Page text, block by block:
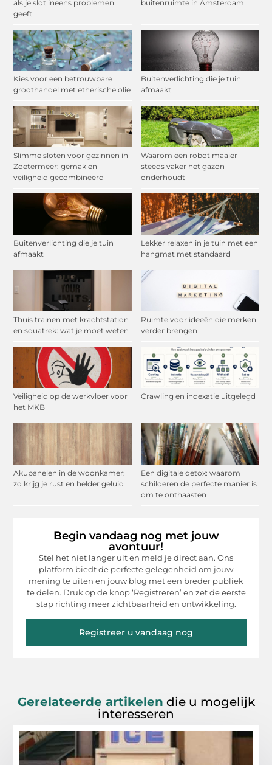
als je slot ineens problemen
geeft
buitenruimte in Amsterdam
Kies voor een betrouwbare
groothandel met etherische olie
Buitenverlichting die je tuin
afmaakt
Slimme sloten voor gezinnen in
Zoetermeer: gemak en
veiligheid gecombineerd
Waarom een robot maaier
steeds vaker het gazon
onderhoudt
Buitenverlichting die je tuin
afmaakt
Lekker relaxen in je tuin met een
hangmat met standaard
Thuis trainen met krachtstation
en squatrek: wat je moet weten
Ruimte voor ideeën die merken
verder brengen
Veiligheid op de werkvloer voor
het MKB
Crawling en indexatie uitgelegd
Akupanelen in de woonkamer:
zo krijg je rust en helder geluid
Een digitale detox: waarom
schilderen de perfecte manier is
om te onthaasten
Begin vandaag nog met jouw
avontuur!
Stel het niet langer uit en meld je direct aan. Ons
platform biedt de perfecte gelegenheid om jouw
mening te uiten en jouw blog met een breder publiek
te delen. Druk op de knop ‘Registreren’ en zet de eerste
stap richting meer zichtbaarheid en ontwikkeling.
Registreer u vandaag nog
Gerelateerde artikelen die u mogelijk
interesseren